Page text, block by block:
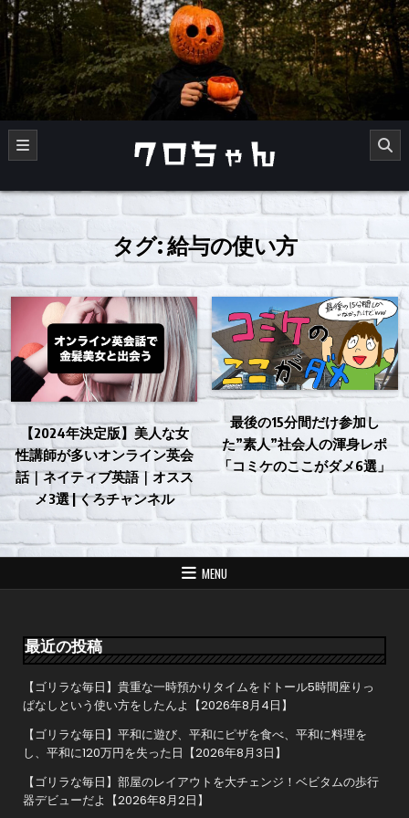
Skip
to
content
くろチャンネル
タグ:給与の使い方
【2024年決定版】美人な女
性講師が多いオンライン英会
話｜ネイティブ英語｜オスス
メ3選 | くろチャンネル
最後の15分間だけ参加し
た”素人”社会人の渾身レポ
「コミケのここがダメ6選」
MENU
最近の投稿
【ゴリラな毎日】貴重な一時預かりタイムをドトール5時間座りっ
ぱなしという使い方をしたんよ【2026年8月4日】
【ゴリラな毎日】平和に遊び、平和にピザを食べ、平和に料理を
し、平和に120万円を失った日【2026年8月3日】
【ゴリラな毎日】部屋のレイアウトを大チェンジ！ベビタムの歩行
器デビューだよ【2026年8月2日】